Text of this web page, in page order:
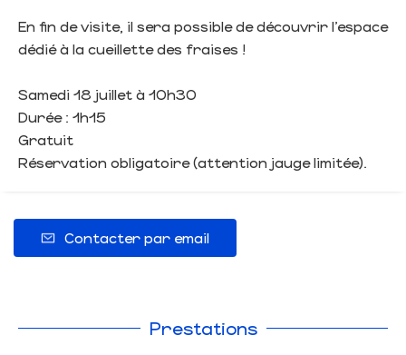
En fin de visite, il sera possible de découvrir l’espace
dédié à la cueillette des fraises !
Samedi 18 juillet à 10h30
Durée : 1h15
Gratuit
Réservation obligatoire (attention jauge limitée).
Contacter par email
Prestations